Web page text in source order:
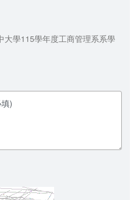
大學115學年度工商管理系系學